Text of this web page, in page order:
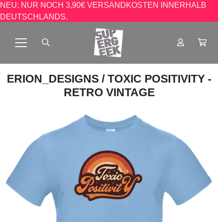
NEU: NUR NOCH 3,90€ VERSANDKOSTEN INNERHALB
DEUTSCHLANDS.
ERION_DESIGNS / TOXIC POSITIVITY -
RETRO VINTAGE